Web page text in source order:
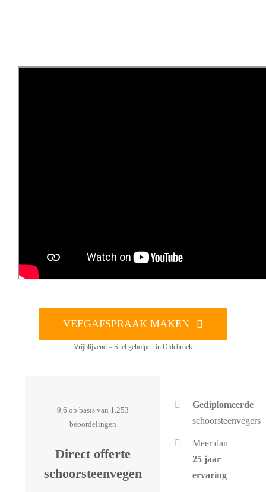
VEEGAFSPRAAK MAKEN
Vrijblijvend – Snel geholpen in Oldebroek
9,6 op basis van 1.253
beoordelingen
Direct offerte
schoorsteenvegen
Gediplomeerde
schoorsteenvegers
Meer dan
25 jaar
ervaring